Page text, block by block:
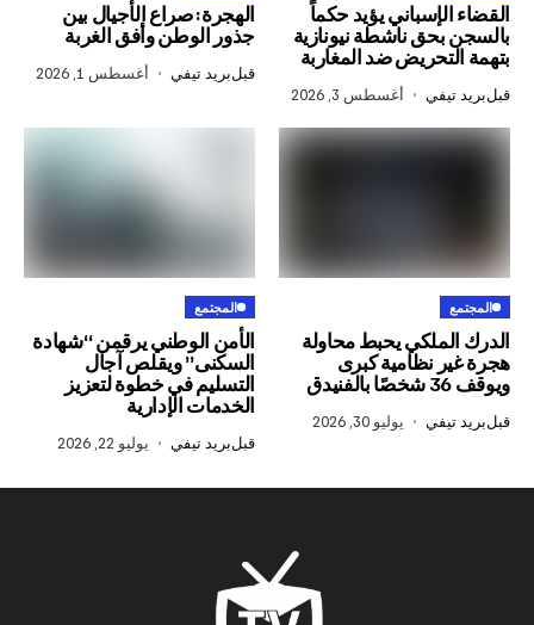
يؤيد حكماً
ناشطة نيونازية
ضد المغاربة
أغسطس 3, 2026
الهجرة: صراع الأجيال بين
جذور الوطن وأفق الغربة
قبلبريد تيفي أغسطس 1, 2026
يحبط محاولة
نظامية كبرى
يوليو 30, 2026
الأمن الوطني يرقمن “شهادة
السكنى” ويقلص آجال
التسليم في خطوة لتعزيز
الخدمات الإدارية
يوليو 22, 2026